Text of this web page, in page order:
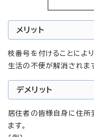
メリット
枝番号を付けることによ
生活の不便が解消されます
デメリット
居住者の皆様自身に住所
ます。